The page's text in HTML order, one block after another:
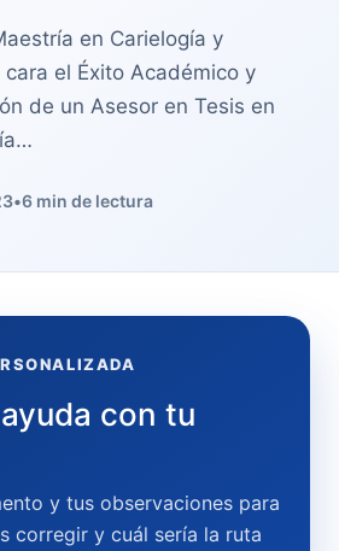
en Carielogía y
el Éxito Académico y
de un Asesor en Tesis en
•6 min de lectura
con tu
y tus observaciones para
corregir y cuál sería la ruta